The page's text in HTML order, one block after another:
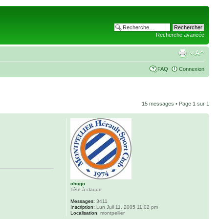
Recherche avancée
FAQ Connexion
15 messages • Page 1 sur 1
chogo
Tête à claque
Messages: 3411
Inscription: Lun Juil 11, 2005 11:02 pm
Localisation: montpellier